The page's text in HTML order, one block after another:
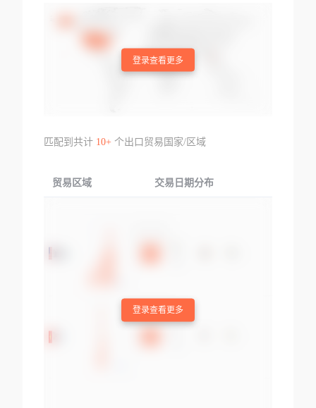
登录查看更多
匹配到共计 10+个出口贸易国家/区域
贸易区域 交易日期分布
登录查看更多